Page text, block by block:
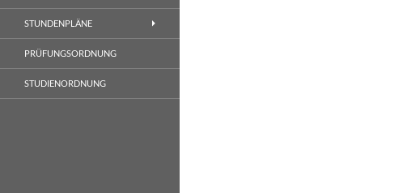
STUNDENPLÄNE
PRÜFUNGSORDNUNG
STUDIENORDNUNG